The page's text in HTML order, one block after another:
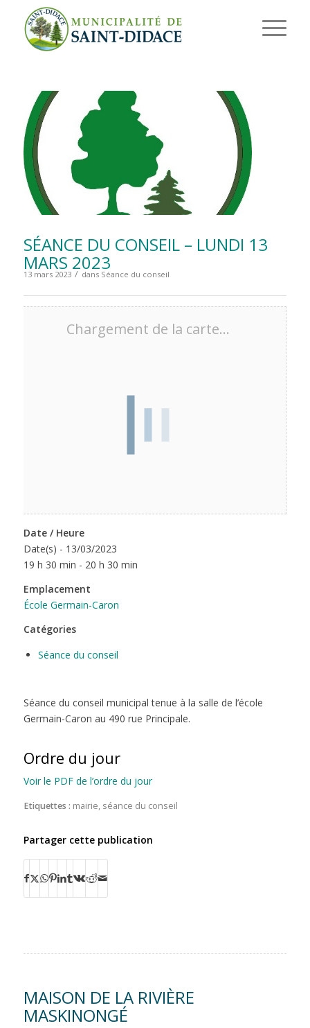
SÉANCE DU CONSEIL – LUNDI 13
MARS 2023
13 mars 2023 / dans Séance du conseil
Chargement de la carte…
Date / Heure
Date(s) - 13/03/2023
19 h 30 min - 20 h 30 min
Emplacement
École Germain-Caron
Catégories
Séance du conseil
Séance du conseil municipal tenue à la salle de l’école
Germain-Caron au 490 rue Principale.
Ordre du jour
Voir le PDF de l’ordre du jour
Etiquettes : mairie, séance du conseil
Partager cette publication
MAISON DE LA RIVIÈRE
MASKINONGÉ